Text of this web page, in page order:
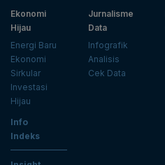
Ekonomi
Hijau
Energi Baru
Ekonomi
Sirkular
Investasi
Hijau
Jurnalisme
Data
Infografik
Analisis
Cek Data
Info
Indeks